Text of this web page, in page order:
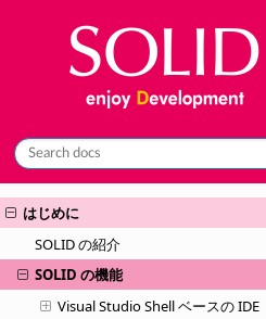
はじめに
SOLID の紹介
SOLID の機能
Visual Studio Shell ベースの IDE